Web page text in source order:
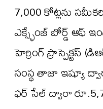
7,000 కోట్లను
ఎక్స్ఛేంజ్ బోర్డ్ ఆఫ్
హెర్రింగ్ ప్రాస్పెక్టస్
సంస్థ తాజా ఇష్యూ
ఫర్ సేల్ ద్వారా